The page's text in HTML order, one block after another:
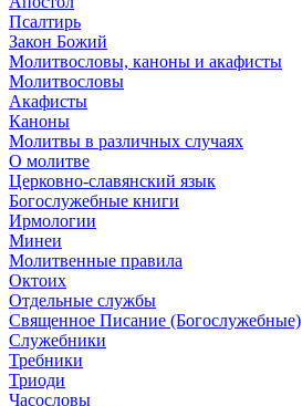
Псалтирь
Закон Божий
Молитвословы, каноны и акафисты
Молитвословы
Акафисты
Каноны
Молитвы в различных случаях
О молитве
Церковно-славянский язык
Богослужебные книги
Ирмологии
Минеи
Молитвенные правила
Октоих
Отдельные службы
Священное Писание (Богослужебные)
Служебники
Требники
Триоди
Часословы